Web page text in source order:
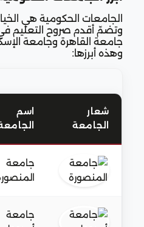
الجامعات الحكومية هي
وتضمّ أقدم صروح التعليم
جامعة القاهرة وجامعة
وهذه أبرزها:
شعار
الجامعة
اسم
جامعة
جامعة